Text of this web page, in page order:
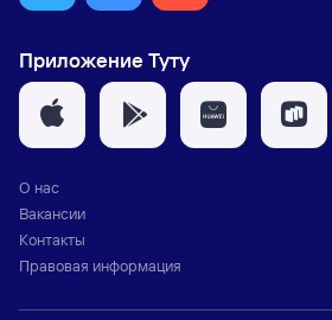
Приложение Туту
О нас
Вакансии
Контакты
Правовая информация